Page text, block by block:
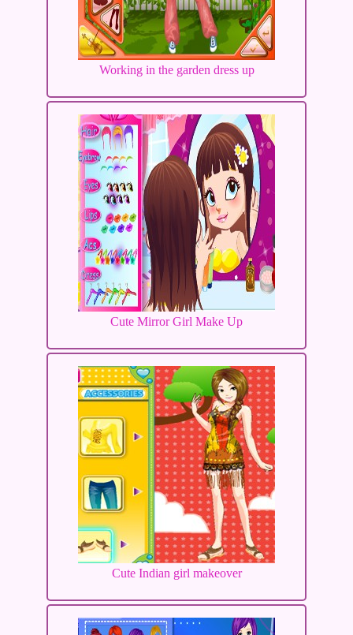
Working in the garden dress up
Cute Mirror Girl Make Up
Cute Indian girl makeover